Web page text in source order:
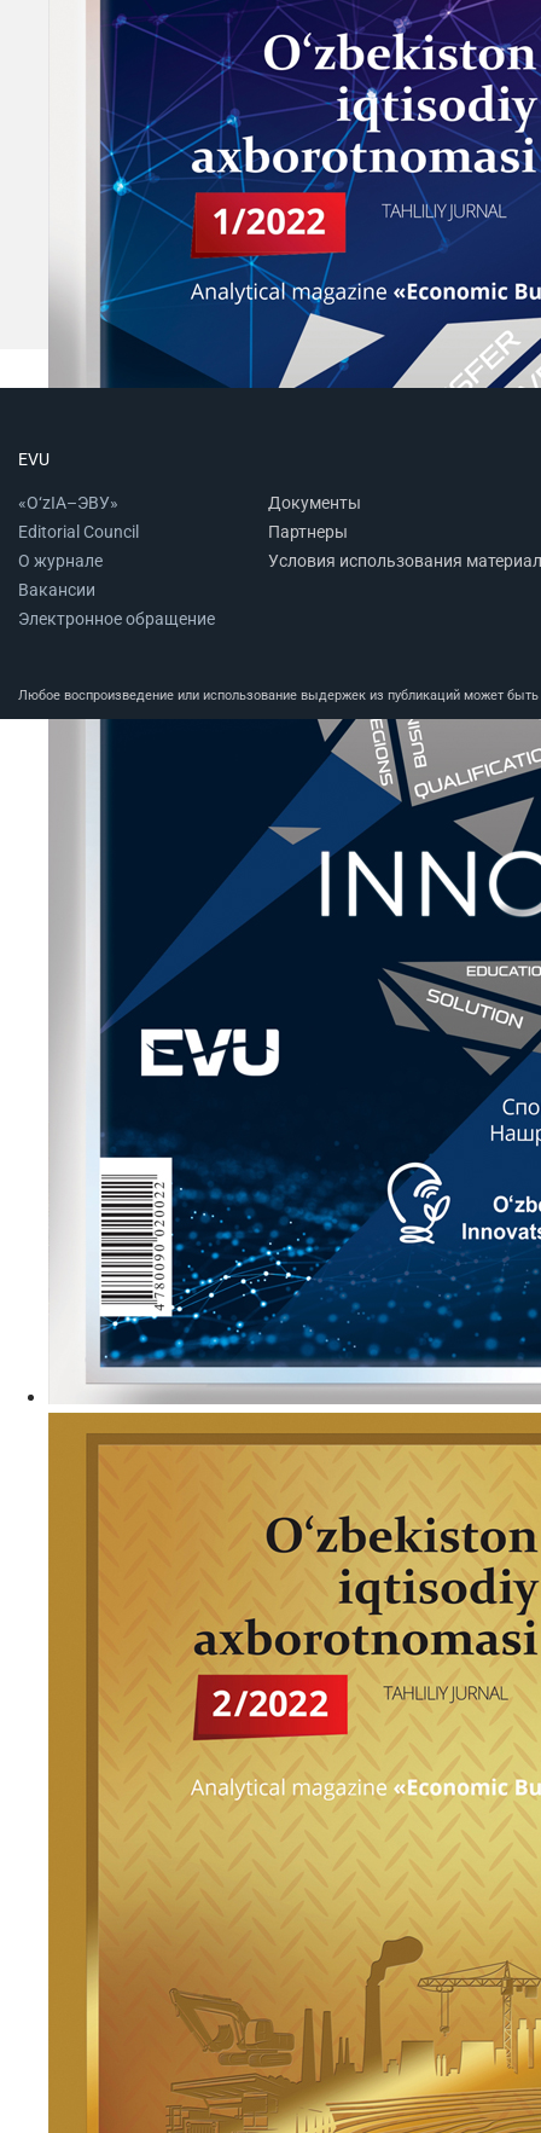
EVU
«O‘zIA–ЭВУ»
Editorial Council
О журнале
Вакансии
Электронное обращение
Документы
Партнеры
Условия использования
Любое воспроизведение или использование выдержек из публикаций может